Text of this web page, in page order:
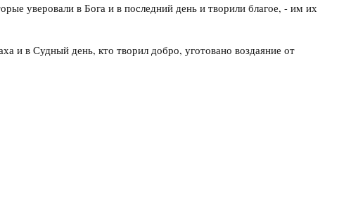
уверовали в Бога и в последний день и творили благое, - им их
и в Судный день, кто творил добро, уготовано воздаяние от